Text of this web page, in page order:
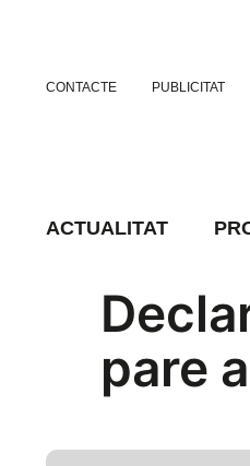
CONTACTE PUBLICITAT
ACTUALITAT
pare